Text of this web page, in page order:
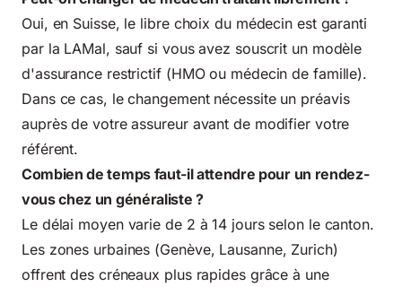
Oui, en Suisse, le libre choix du médecin est garanti
par la LAMal, sauf si vous avez souscrit un modèle
d'assurance restrictif (HMO ou médecin de famille).
Dans ce cas, le changement nécessite un préavis
auprès de votre assureur avant de modifier votre
référent.
Combien de temps faut-il attendre pour un rendez-
vous chez un généraliste ?
Le délai moyen varie de 2 à 14 jours selon le canton.
Les zones urbaines (Genève, Lausanne, Zurich)
offrent des créneaux plus rapides grâce à une